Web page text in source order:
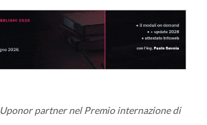
Uponor partner nel Premio internazione di